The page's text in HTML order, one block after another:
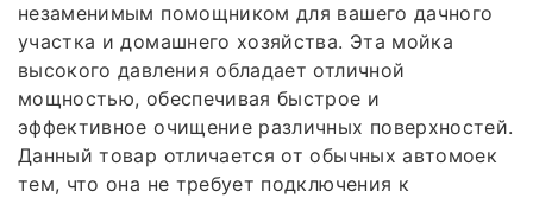
незаменимым помощником для вашего дачного
участка и домашнего хозяйства. Эта мойка
высокого давления обладает отличной
мощностью, обеспечивая быстрое и
эффективное очищение различных поверхностей.
Данный товар отличается от обычных автомоек
тем, что она не требует подключения к